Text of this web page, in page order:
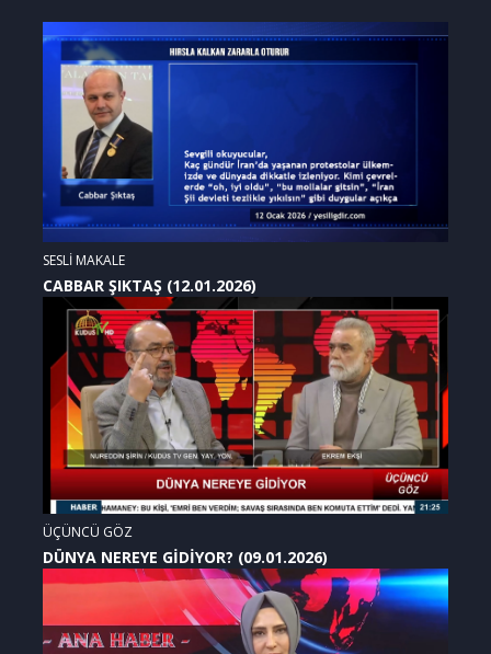
SESLİ MAKALE
CABBAR ŞIKTAŞ (12.01.2026)
ÜÇÜNCÜ GÖZ
DÜNYA NEREYE GİDİYOR? (09.01.2026)